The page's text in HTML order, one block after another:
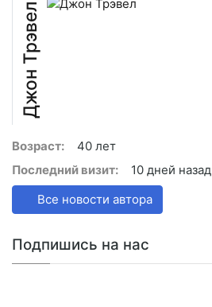
Джон Трэвел
Возраст:
40 лет
Последний визит:
10 дней назад
Все новости автора
Подпишись на нас